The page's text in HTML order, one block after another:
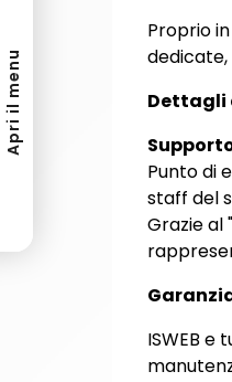
Proprio
dedicate,
Dettagli
Punto di
staff del
Grazie al "
ISWEB
Apri il menu